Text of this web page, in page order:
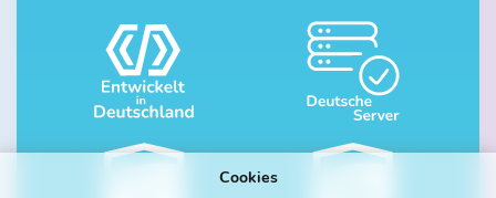
Cookies